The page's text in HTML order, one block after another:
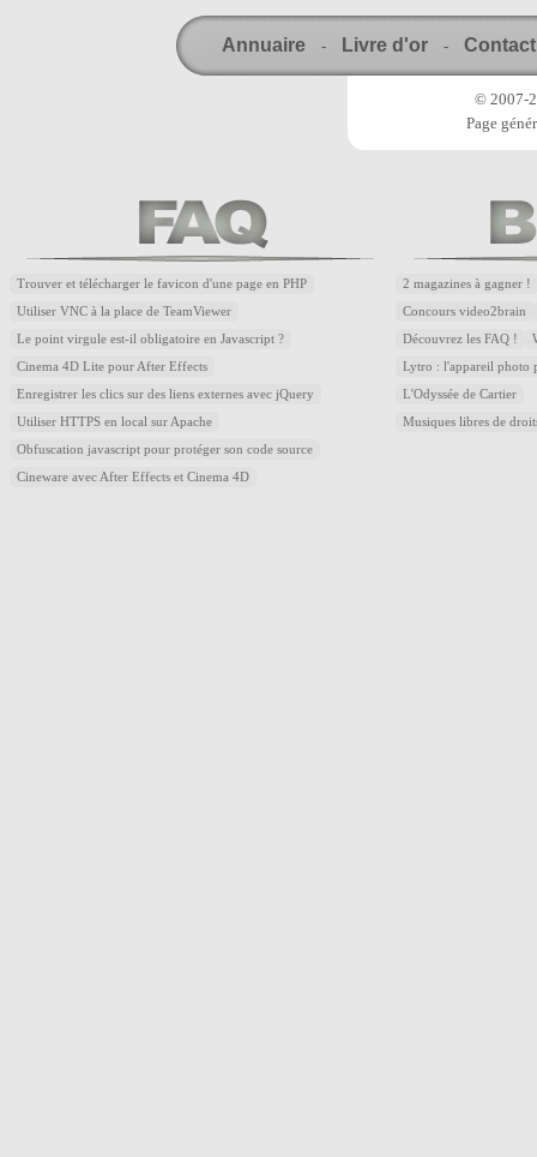
Annuaire - Livre d'or - Contact
© 2007-
Page
Trouver et télécharger le favicon d'une page en PHP
Utiliser VNC à la place de TeamViewer
Le point virgule est-il obligatoire en Javascript ?
Cinema 4D Lite pour After Effects
Enregistrer les clics sur des liens externes avec jQuery
Utiliser HTTPS en local sur Apache
Obfuscation javascript pour protéger son code source
Cineware avec After Effects et Cinema 4D
2 magazines à gagner !
Concours video2brain
Découvrez les FAQ !
Lytro : l'appareil photo
L'Odyssée de Cartier
Musiques libres de